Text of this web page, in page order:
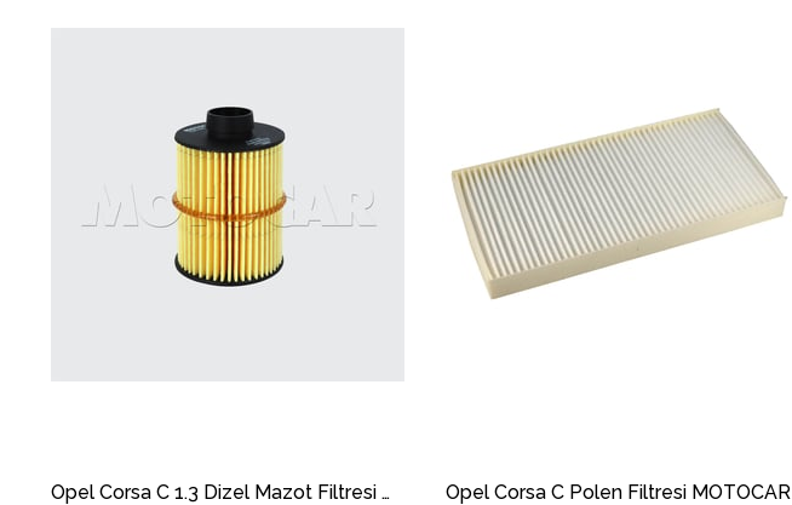
Opel Corsa C 1.3 Dizel Mazot Filtresi MOTOCAR Opel Corsa C Polen Filtresi MOTOCAR